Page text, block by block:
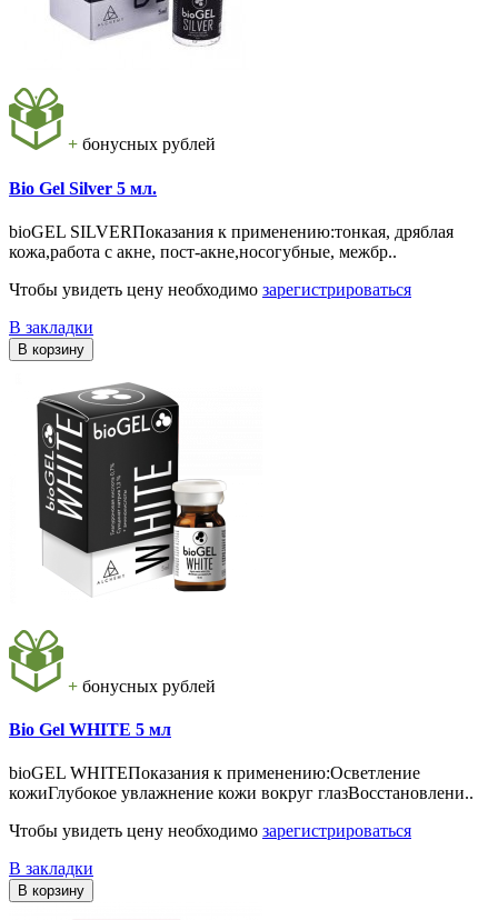
+ бонусных рублей
Bio Gel Silver 5 мл.
bioGEL SIL VERПоказания к применению:тонкая, дряблая
кожа,работа с акне, пост-акне,носогубные, межбр..
Чтобы увидеть цену необходимо зарегистрироваться
В закладки
В корзину
+ бонусных рублей
Bio Gel WHITE 5 мл
bioGE L WHITEПоказания к применению:Осветление
кожиГлубокое увлажнение кожи вокруг глазВосстановлени..
Чтобы увидеть цену необходимо зарегистрироваться
В закладки
В корзину